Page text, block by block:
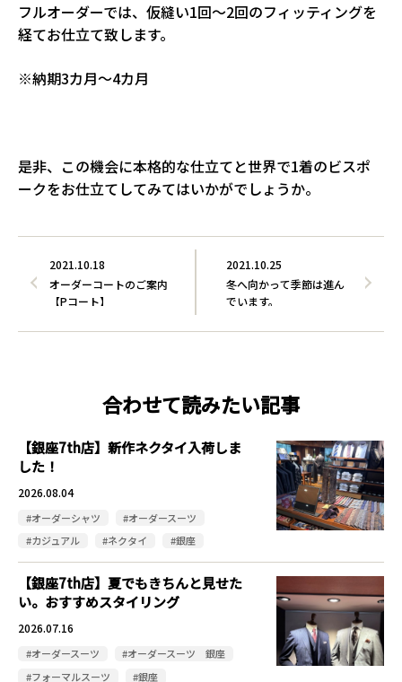
フルオーダーでは、仮縫い1回～2回のフィッティングを
経てお仕立て致します。
※納期3カ月～4カ月
是非、この機会に本格的な仕立てと世界で1着のビスポ
ークをお仕立てしてみてはいかがでしょうか。
2021.10.25
冬へ向かって季節は進ん
でいます。
2021.10.18
オーダーコートのご案内
【Pコート】
合わせて読みたい記事
【銀座7th店】新作ネクタイ入荷しま
した！
2026.08.04
#オーダーシャツ
#オーダースーツ
#カジュアル
#ネクタイ #銀座
【銀座7th店】夏でもきちんと見せた
い。おすすめスタイリング
2026.07.16
#オーダースーツ
#オーダースーツ 銀座
#フォーマルスーツ
#銀座